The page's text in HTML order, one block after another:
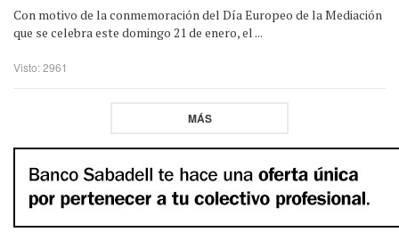
Con motivo de la conmemoración del Día Europeo de la Mediación
que se celebra este domingo 21 de enero, el ...
Visto: 2961
MÁS